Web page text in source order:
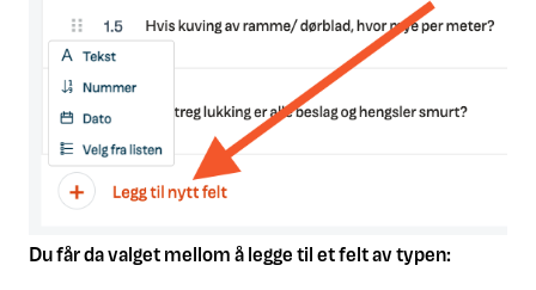
Du får da valget mellom å legge til et felt av typen: